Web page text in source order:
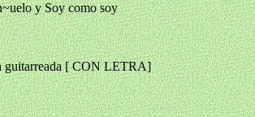
y Soy como soy
guitarreada [ CON LETRA]